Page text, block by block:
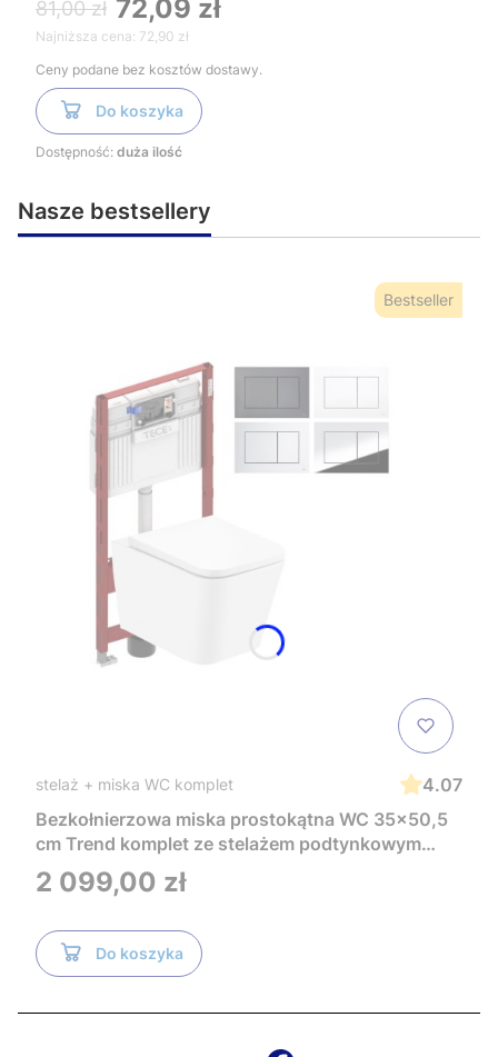
81,00 zł 72,09 zł
Najniższa cena: 72,90 zł
Ceny podane bez kosztów dostawy.
Do koszyka
Dostępność: duża ilość
Nasze bestsellery
Bestseller
stelaż + miska WC komplet
4.07
Bezkołnierzowa miska prostokątna WC 35x50,5
cm Trend komplet ze stelażem podtynkowym
Tece i czarnym przyciskiem TeceNow
TR2216+Tece
Cena
2 099,00 zł
Do koszyka